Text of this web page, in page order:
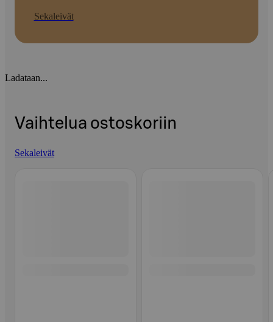
Sekaleivät
Ladataan...
Vaihtelua ostoskoriin
Sekaleivät